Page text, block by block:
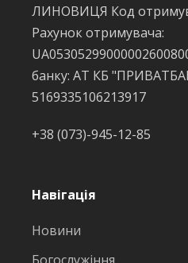
ЛИНОВИЦЯ Код
Рахунок отримувача:
банку: АТ КБ
5169335106213917
+38 (073)-945-12-85
Навігація
Новини